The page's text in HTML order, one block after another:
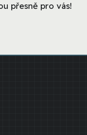
přesně pro vás!